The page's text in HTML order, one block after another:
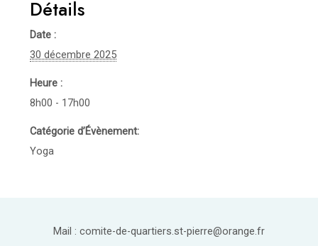
Détails
Date :
30 décembre 2025
Heure :
8h00 - 17h00
Catégorie d’Évènement:
Yoga
Mail : comite-de-quartiers.st-pierre@orange.fr